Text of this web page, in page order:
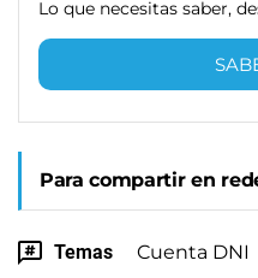
Lo que necesitas saber,
Para compartir en
Temas Cuenta DNI